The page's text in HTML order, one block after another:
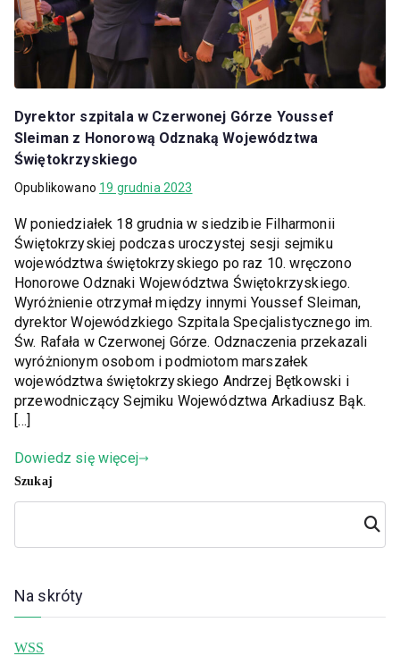
Dyrektor szpitala w Czerwonej Górze Youssef
Sleiman z Honorową Odznaką Województwa
Świętokrzyskiego
Opublikowano 19 grudnia 2023
W poniedziałek 18 grudnia w siedzibie Filharmonii
Świętokrzyskiej podczas uroczystej sesji sejmiku
województwa świętokrzyskiego po raz 10. wręczono
Honorowe Odznaki Województwa Świętokrzyskiego.
Wyróżnienie otrzymał między innymi Youssef Sleiman,
dyrektor Wojewódzkiego Szpitala Specjalistycznego im.
Św. Rafała w Czerwonej Górze. Odznaczenia przekazali
wyróżnionym osobom i podmiotom marszałek
województwa świętokrzyskiego Andrzej Bętkowski i
przewodniczący Sejmiku Województwa Arkadiusz Bąk.
[…]
Dowiedz się więcej
Szukaj
Szuka
j
Na skróty
WSS